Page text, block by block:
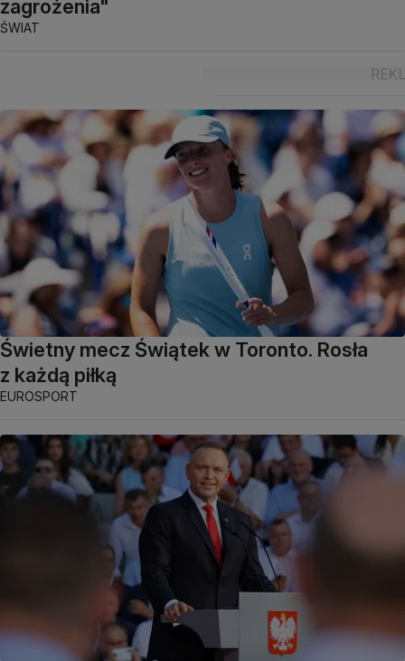
zagrożenia"
ŚWIAT
Świetny mecz Świątek w Toronto. Rosła
z każdą piłką
EUROSPORT